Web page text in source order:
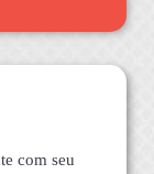
com seu